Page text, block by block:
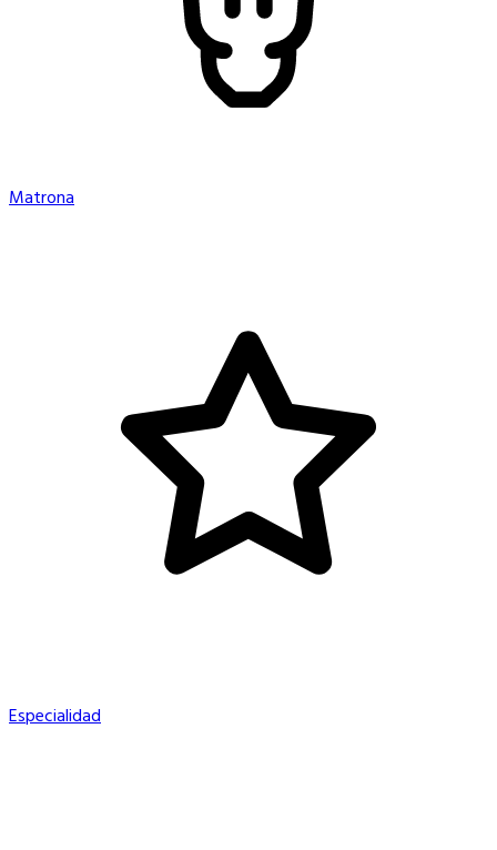
Matrona
Especialidad